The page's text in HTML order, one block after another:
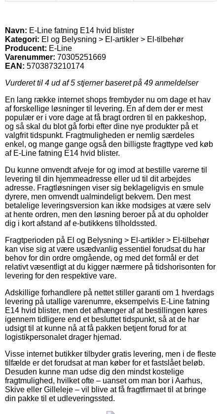
Navn: E-Line fatning E14 hvid blister
Kategori: El og Belysning > El-artikler > El-tilbehør
Producent: E-Line
Varenummer: 70305251669
EAN: 5703873210174
Vurderet til 4 ud af 5 stjerner baseret på 49 anmeldelser
En lang række internet shops frembyder nu om dage et hav
af forskellige løsninger til levering. En af dem der er mest
populær er i vore dage at få bragt ordren til en pakkeshop,
og så skal du blot gå forbi efter dine nye produkter på et
valgfrit tidspunkt. Fragtmuligheden er nemlig særdeles
enkel, og mange gange også den billigste fragttype ved køb
af E-Line fatning E14 hvid blister.
Du kunne omvendt afveje for og imod at bestille varerne til
levering til din hjemmeadresse eller ud til dit arbejdes
adresse. Fragtløsningen viser sig beklageligvis en smule
dyrere, men omvendt ualmindeligt bekvem. Den mest
betalelige leveringsversion kan ikke modsiges at være selv
at hente ordren, men den løsning beroer på at du opholder
dig i kort afstand af e-butikkens tilholdssted.
Fragtperioden på El og Belysning > El-artikler > El-tilbehør
kan vise sig at være usædvanlig essentiel forudsat du har
behov for din ordre omgående, og med det formål er det
relativt væsentligt at du kigger nærmere på tidshorisonten for
levering for den respektive vare.
Adskillige forhandlere på nettet stiller garanti om 1 hverdags
levering på utallige varenumre, eksempelvis E-Line fatning
E14 hvid blister, men det afhænger af at bestillingen køres
igennem tidligere end et besluttet tidspunkt, så at de har
udsigt til at kunne nå at få pakken betjent forud for at
logistikpersonalet drager hjemad.
Visse internet butikker tilbyder gratis levering, men i de fleste
tilfælde er det forudsat at man køber for et fastslået beløb.
Desuden kunne man udse dig den mindst kostelige
fragtmulighed, hvilket ofte – uanset om man bor i Aarhus,
Skive eller Gilleleje – vil blive at få fragtfirmaet til at bringe
din pakke til et udleveringssted.